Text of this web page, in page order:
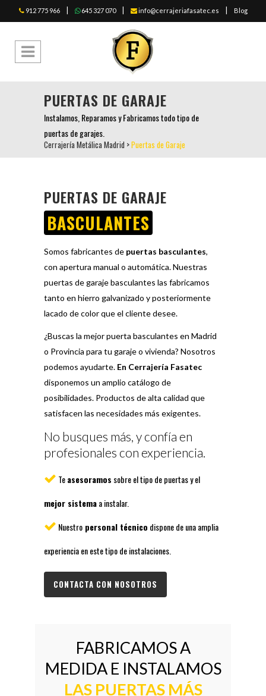
912 775 966 645 327 070 info@cerrajeriafasatec.es Blog
PUERTAS DE GARAJE
Instalamos, Reparamos y Fabricamos todo tipo de
puertas de garajes.
Cerrajería Metálica Madrid >Puertas de Garaje
PUERTAS DE GARAJE
BASCULANTES
Somos fabricantes de puertas basculantes,
con apertura manual o automática. Nuestras
puertas de garaje basculantes las fabricamos
tanto en hierro galvanizado y posteriormente
lacado de color que el cliente desee.
¿Buscas la mejor puerta basculantes en Madrid
o Provincia para tu garaje o vivienda? Nosotros
podemos ayudarte. En Cerrajería Fasatec
disponemos un amplio catálogo de
posibilidades. Productos de alta calidad que
satisfacen las necesidades más exigentes.
No busques más, y confía en
profesionales con experiencia.
Teasesoramos sobre el tipo de puertas y el
mejor sistemaa instalar.
Nuestro personal técnico dispone de una amplia
experiencia en este tipo de instalaciones.
CONTACTA CON NOSOTROS
FABRICAMOS A
MEDIDA E INSTALAMOS
LAS PUERTAS MÁS